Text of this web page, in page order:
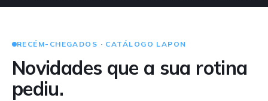
RECÉM-CHEGADOS · CATÁLOGO LAPON
Novidades que a sua rotina
pediu.